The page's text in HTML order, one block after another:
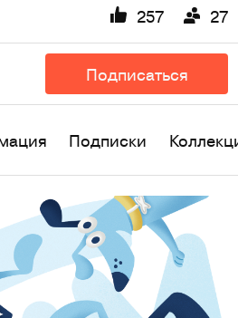
257 27
Подписаться
Подписки